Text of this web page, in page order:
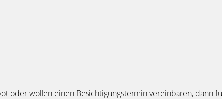
oder wollen einen Besichtigungstermin vereinbaren, dann